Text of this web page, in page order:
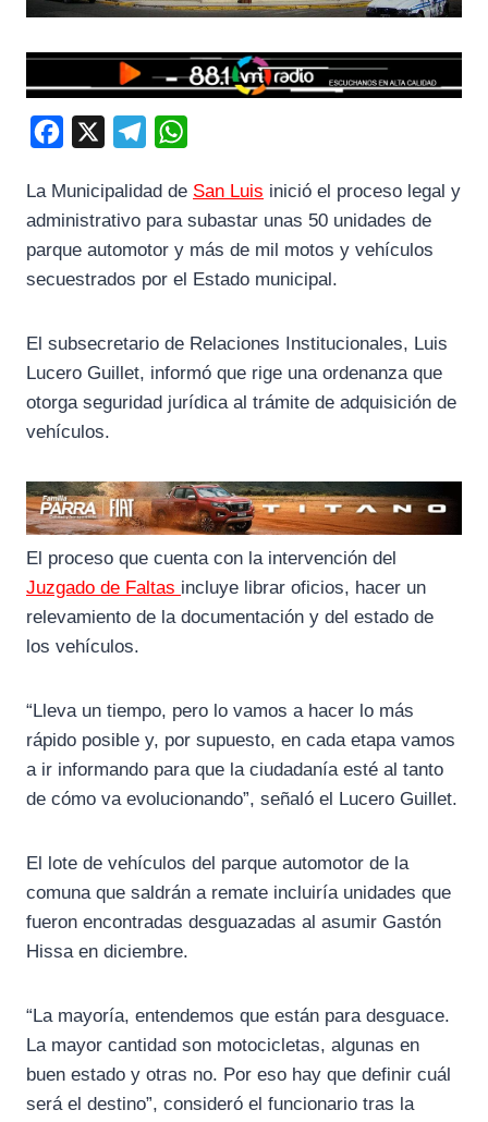
c
e
b
l
e
g
a
t
s
La Municipalidad de San Luis inició el proceso legal y
administrativo para subastar unas 50 unidades de
parque automotor y más de mil motos y vehículos
secuestrados por el Estado municipal.
El subsecretario de Relaciones Institucionales, Luis
Lucero Guillet, informó que rige una ordenanza que
otorga seguridad jurídica al trámite de adquisición de
vehículos.
El proceso que cuenta con la intervención del
Juzgado de Faltas incluye librar oficios, hacer un
relevamiento de la documentación y del estado de
los vehículos.
“Lleva un tiempo, pero lo vamos a hacer lo más
rápido posible y, por supuesto, en cada etapa vamos
a ir informando para que la ciudadanía esté al tanto
de cómo va evolucionando”, señaló el Lucero Guillet.
El lote de vehículos del parque automotor de la
comuna que saldrán a remate incluiría unidades que
fueron encontradas desguazadas al asumir Gastón
Hissa en diciembre.
“La mayoría, entendemos que están para desguace.
La mayor cantidad son motocicletas, algunas en
buen estado y otras no. Por eso hay que definir cuál
será el destino”, consideró el funcionario tras la